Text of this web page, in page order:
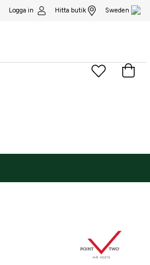
Logga in Hitta butik Sweden